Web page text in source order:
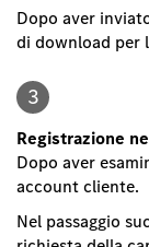
Dopo aver
di download per
3
Registrazione
Dopo aver
account cliente.
Nel passaggio